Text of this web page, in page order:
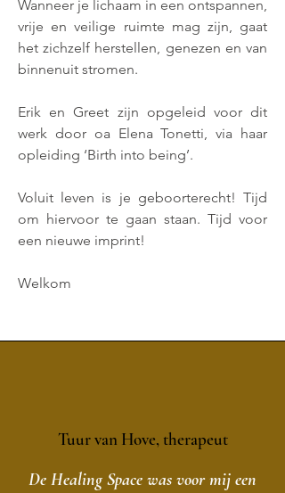
Wanneer je lichaam in een ontspannen,
vrije en veilige ruimte mag zijn, gaat
het zichzelf herstellen, genezen en van
binnenuit stromen.
Erik en Greet zijn opgeleid voor dit
werk door oa Elena Tonetti, via haar
opleiding ‘Birth into being’.
Voluit leven is je geboorterecht! Tijd
om hiervoor te gaan staan. Tijd voor
een nieuwe imprint!
Welkom
Tuur van Hove, therapeut
De Healing Space was voor mij een